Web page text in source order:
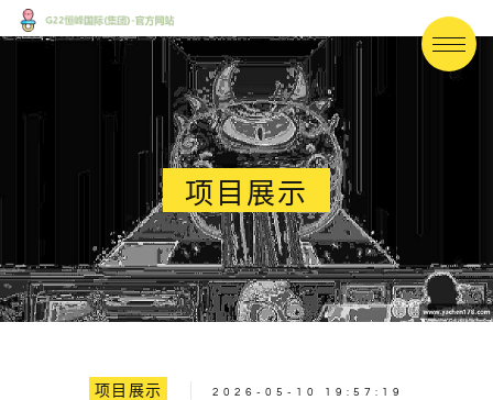
项目展示
项目展示 2026-05-10 19:57:19